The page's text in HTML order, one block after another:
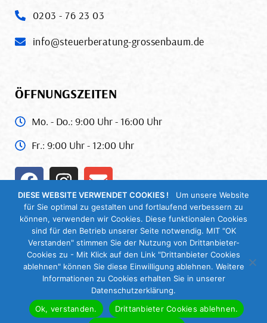
0203 - 76 23 03
info@steuerberatung-grossenbaum.de
ÖFFNUNGSZEITEN
Mo. - Do.: 9:00 Uhr - 16:00 Uhr
Fr.: 9:00 Uhr - 12:00 Uhr
GOOGLE BEWERTUNG
DIESE WEBSITE VERWENDET COOKIES ! Um unsere Website
für Sie optimal zu gestalten und fortlaufend verbessern zu
können, verwenden wir Cookies. Diese funktionalen Cookies
sind für den Betrieb unserer Seite notwendig. MIT "OK
Verstanden" stimmen Sie der Nutzung von Drittanbieter-
Cookies zu - Mit Klick auf den Link "Drittanbieter Cookies
ablehnen" können Sie diese Einwilligung ablehnen. Weitere
Informationen zu Cookies erhalten Sie in unserer
Datenschutzerklärung.
Ok, verstanden.
Drittanbieter Cookies ablehnen.